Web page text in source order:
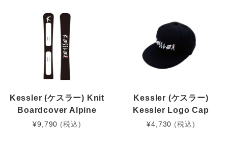
Kessler (ケスラー) Knit
Boardcover Alpine
¥9,790 (税込)
Kessler (ケスラー)
Kessler Logo Cap
¥4,730 (税込)